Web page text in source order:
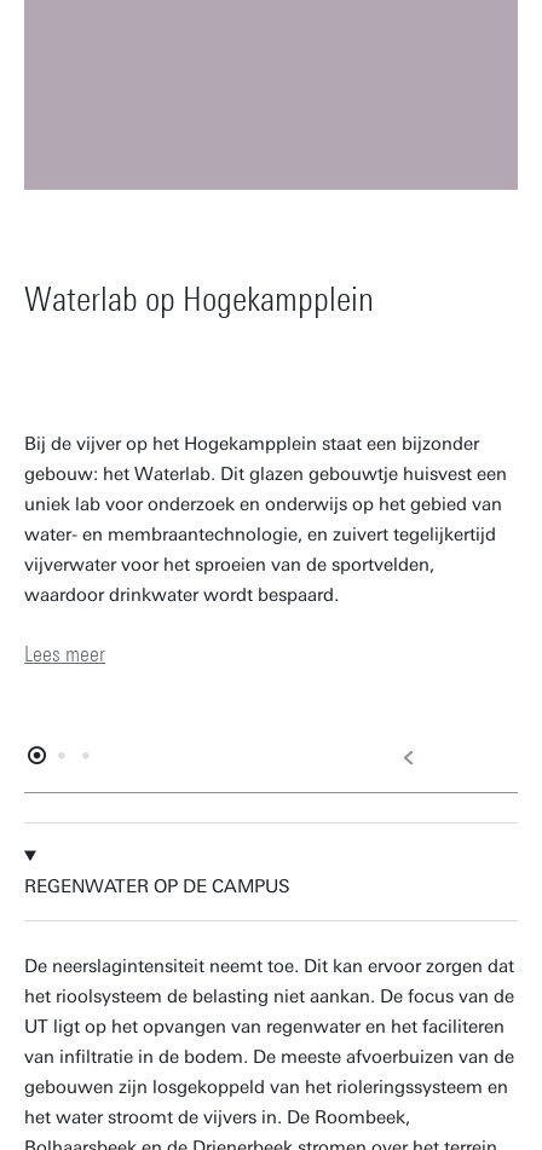
Waterlab op Hogekampplein
Bij de vijver op het Hogekampplein staat een bijzonder
gebouw: het Waterlab. Dit glazen gebouwtje huisvest een
uniek lab voor onderzoek en onderwijs op het gebied van
water- en membraantechnologie, en zuivert tegelijkertijd
vijverwater voor het sproeien van de sportvelden,
waardoor drinkwater wordt bespaard.
Lees meer
Join the Pipe op de campus
De UT stimuleert het gebruik van kraanwater. Zo voorkom
je onnodig gebruik van plastic. Buiten staan een aantal
Join the Pipe waterpunten: op het O&O plein, de
atletiekbaan en bij het multiveld. Join The Pipe gebruikt de
inkomsten van de aanleg van deze punten om schoon
drinkwater projecten in ontwikkelingslanden te realiseren.
Onderzoek naar waterbeheer op de UT
Milieu-impactanalyse van het waterbeheer: een casestudy
op de campus van de Universiteit Twente. Jorge Veciana
Picazo, derdejaars ATLAS-student aan de Universiteit
Twente, schreef een onderzoeksverslag over het uitvoeren
van een milieu-impactanalyse van het waterbeheer aan de
UT.
REGENWATER OP DE CAMPUS
De neerslagintensiteit neemt toe. Dit kan ervoor zorgen dat
het rioolsysteem de belasting niet aankan. De focus van de
UT ligt op het opvangen van regenwater en het faciliteren
van infiltratie in de bodem. De meeste afvoerbuizen van de
gebouwen zijn losgekoppeld van het rioleringssysteem en
het water stroomt de vijvers in. De Roombeek,